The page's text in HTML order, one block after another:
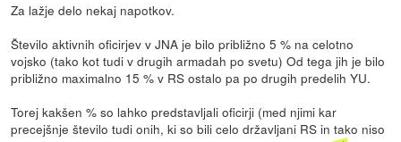
Za lažje delo nekaj napotkov.
Število aktivnih oficirjev v JNA je bilo približno 5 % na celotno
vojsko (tako kot tudi v drugih armadah po svetu) Od tega jih je bilo
približno maximalno 15 % v RS ostalo pa po drugih predelih YU.
Torej kakšen % so lahko predstavljali oficirji (med njimi kar
precejšnje število tudi onih, ki so bili celo državljani RS in tako niso